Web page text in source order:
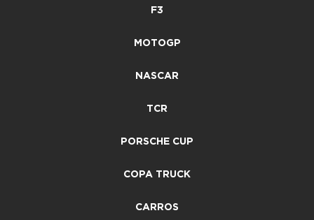
F3
MOTOGP
NASCAR
TCR
PORSCHE CUP
COPA TRUCK
CARROS